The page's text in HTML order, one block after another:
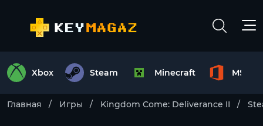
Xbox Steam Minecraft MS
Главная Игры Kingdom Come: Deliverance II